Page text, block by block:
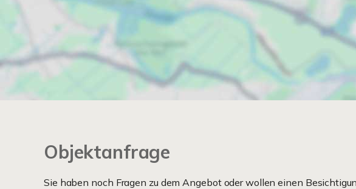
Objektanfrage
Sie haben noch Fragen zu dem Angebot oder wollen einen